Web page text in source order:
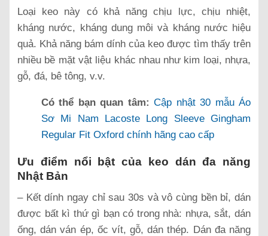
Loại keo này có khả năng chịu lực, chịu nhiệt,
kháng nước, kháng dung môi và kháng nước hiệu
quả. Khả năng bám dính của keo được tìm thấy trên
nhiều bề mặt vật liệu khác nhau như kim loại, nhựa,
gỗ, đá, bê tông, v.v.
Có thể bạn quan tâm: Cập nhật 30 mẫu Áo
Sơ Mi Nam Lacoste Long Sleeve Gingham
Regular Fit Oxford chính hãng cao cấp
Ưu điểm nổi bật của keo dán đa năng
Nhật Bản
– Kết dính ngay chỉ sau 30s và vô cùng bền bỉ, dán
được bất kì thứ gì bạn có trong nhà: nhựa, sắt, dán
ống, dán ván ép, ốc vít, gỗ, dán thép. Dán đa năng